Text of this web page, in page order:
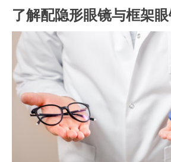
了解配隐形眼镜与框架